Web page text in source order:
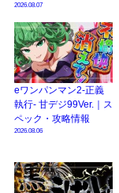
月1日】
2026.08.07
eワンパンマン2-正義
執行- 甘デジ99Ver.｜ス
ペック・攻略情報
2026.08.06